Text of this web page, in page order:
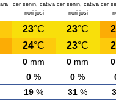
cer senin, cativa
nori josi
cer senin, cativa
nori josi
cer
23°C 23°C
24°C 23°C
0mm 0mm 0
0% 0%
19% 31%